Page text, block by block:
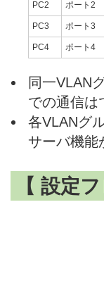
PC2
ポート2
PC3
ポート3
PC4
ポート4
同一VLAN
での通信は
各VLANグ
サーバ機能
【 設定